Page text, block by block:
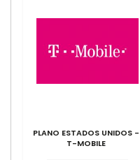
PLANO ESTADOS UNIDOS -
T-MOBILE